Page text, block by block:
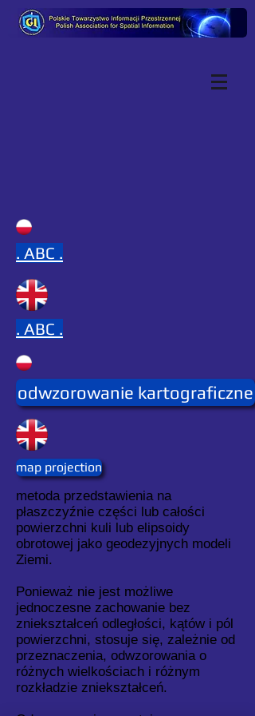
. ABC .
. ABC .
odwzorowanie kartograficzne
map projection
metoda przedstawienia na
płaszczyźnie części lub całości
powierzchni kuli lub elipsoidy
obrotowej jako geodezyjnych modeli
Ziemi.
Ponieważ nie jest możliwe
jednoczesne zachowanie bez
zniekształceń odległości, kątów i pól
powierzchni, stosuje się, zależnie od
przeznaczenia, odwzorowania o
różnych wielkościach i różnym
rozkładzie zniekształceń.